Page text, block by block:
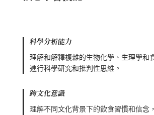
科學分析能力
理解和解釋複雜的生物化學、生理學和
進行科學研究和批判性思維。
跨文化意識
理解不同文化背景下的飲食習慣和信念